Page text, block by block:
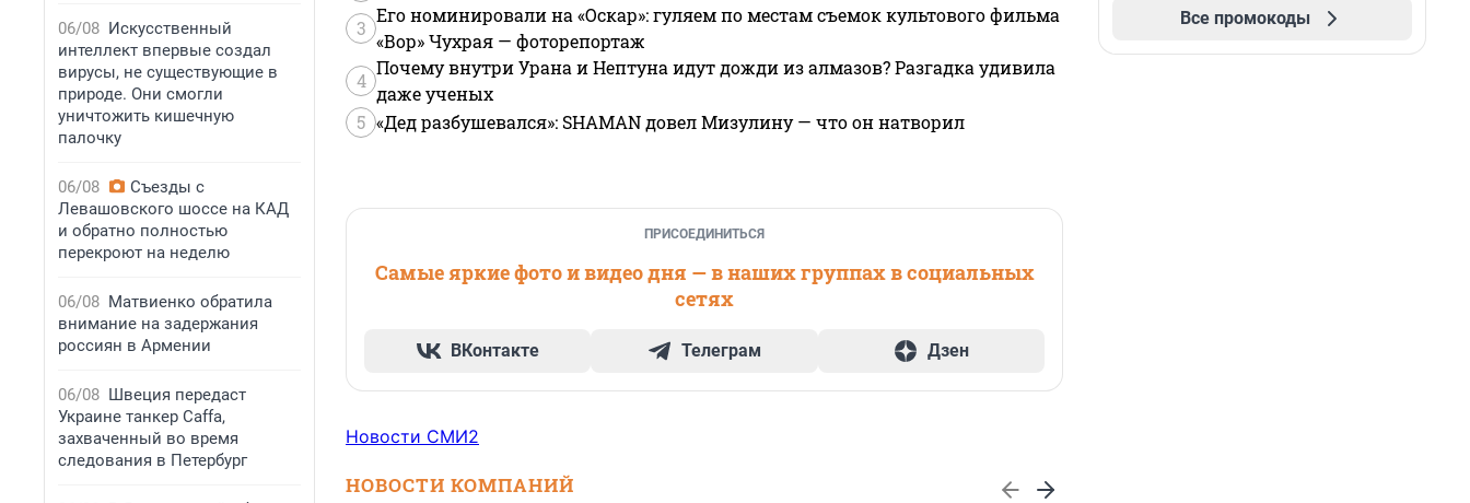
06/08 Искусственный
интеллект впервые создал
вирусы, не существующие в
природе. Они смогли
уничтожить кишечную
палочку
06/08
Съезды с
Левашовского шоссе на КАД
и обратно полностью
перекроют на неделю
06/08 Матвиенко обратила
внимание на задержания
россиян в Армении
06/08 Швеция передаст
Украине танкер Caffa,
захваченный во время
следования в Петербург
3
Его номинировали на «Оскар»: гуляем по местам съемок культового фильма
«Вор» Чухрая — фоторепортаж
4
Почему внутри Урана и Нептуна идут дожди из алмазов? Разгадка удивила
даже ученых
5 «Дед разбушевался»: SHAMAN довел Мизулину — что он натворил
ПРИСОЕДИНИТЬСЯ
Самые яркие фото и видео дня — в наших группах в социальных
сетях
ВКонтакте Телеграм Дзен
Новости СМИ2
НОВОСТИ КОМПАНИЙ
Все промокоды